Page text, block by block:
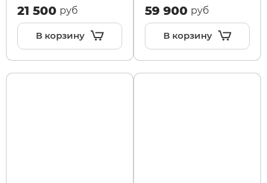
21 500 руб
В корзину
59 900 руб
В корзину